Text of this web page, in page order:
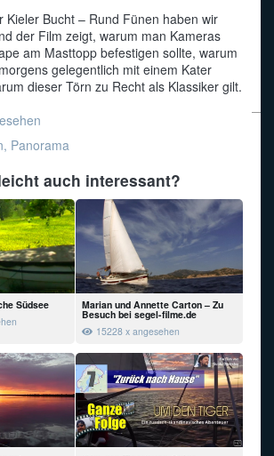
Kieler Bucht – Rund Fünen haben wir
der Film zeigt, warum man Kameras
am Masttopp befestigen sollte, warum
gelegentlich mit einem Kater
dieser Törn zu Recht als Klassiker gilt.
, Panorama
auch interessant?
Südsee
Marian und Annette Carton – Zu
Besuch bei segel-filme.de
15228 x angesehen